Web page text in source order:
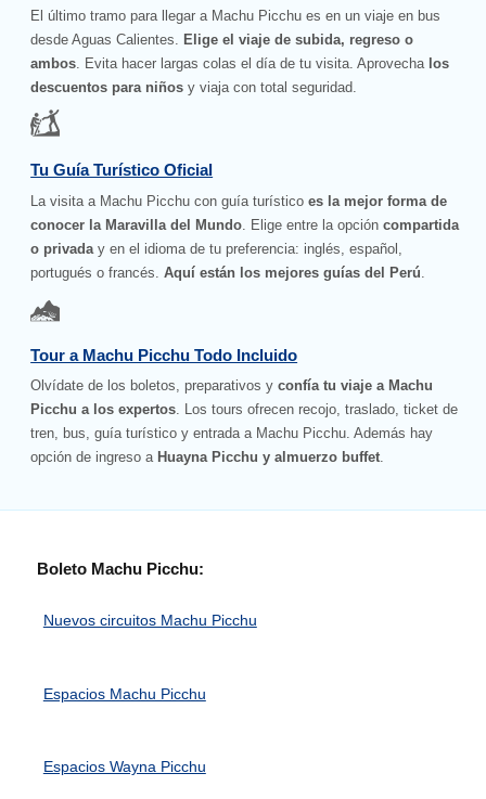
El último tramo para llegar a Machu Picchu es en un viaje en bus
desde Aguas Calientes.
Elige el viaje de subida, regreso o
ambos . Evita hacer largas colas el día de tu visita. Aprovecha los
descuentos para niños y viaja con total seguridad.
Tu Guía Turístico Oficial
La visita a Machu Picchu con guía turístico es la mejor forma de
conocer la Maravilla del Mundo . Elige entre la opcióncompartida
o privada y en el idioma de tu preferencia: inglés, español,
portugués o francés.Aquí están los mejores guías del Perú
Tour a Machu Picchu Todo Incluido
Olvídate de los boletos, preparativos yconfía tu viaje a Machu
Picchu a los expertos. Los tours ofrecen recojo, traslado, ticket de
tren, bus, guía turístico y entrada a Machu Picchu. Además hay
opción de ingreso a Huayna Picchu y almuerzo buffet.
Boleto Machu Picchu:
Nuevos circuitos Machu Picchu
Espacios Machu Picchu
Espacios Wayna Picchu